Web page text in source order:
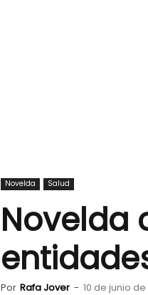
Novelda Salud
Novelda
Por Rafa Jover - 10 de junio de